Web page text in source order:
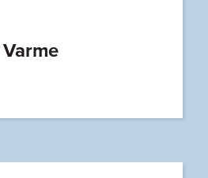
Varme